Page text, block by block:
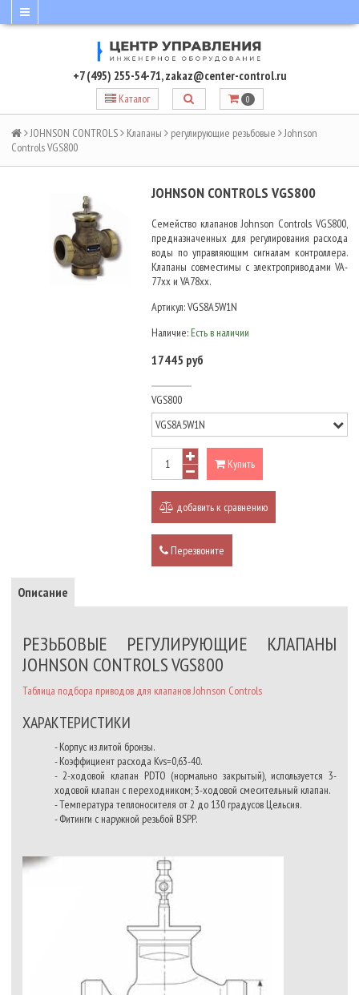
+7 (495) 255-54-71,zakaz@center-control.ru
Каталог 0
JOHNSON CONTROLS Клапаны регулирующие резьбовые
Johnson
Controls VGS800
JOHNSON CONTROLS VGS800
Семейство клапанов Johnson Controls VGS800,
предназначенных для регулирования расхода
воды по управляющим сигналам контроллера.
Клапаны совместимы с электроприводами VA-
77xx и VA78xx.
Артикул:VGS8A5W1N
Наличие: Есть в наличии
17445 руб
VGS800
Купить
добавить к сравнению
Перезвоните
Описание
РЕЗЬБОВЫЕ РЕГУЛИРУЮЩИЕ КЛАПАНЫ
JOHNSON CONTROLS VGS800
Таблица подбора приводов для клапанов Johnson Controls
ХАРАКТЕРИСТИКИ
- Корпус из литой бронзы.
- Коэффициент расхода Kvs=0,63-40.
- 2-ходовой клапан PDTO (нормально закрытый), используется 3-
ходовой клапан с переходником; 3-ходовой смесительный клапан.
- Температура теплоносителя от 2 до 130 градусов Цельсия.
- Фитинги с наружной резьбой BSPP.